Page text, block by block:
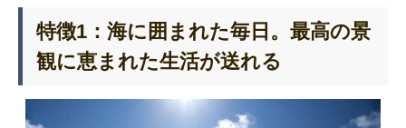
特徴1：海に囲まれた毎日。最高の景
観に恵まれた生活が送れる